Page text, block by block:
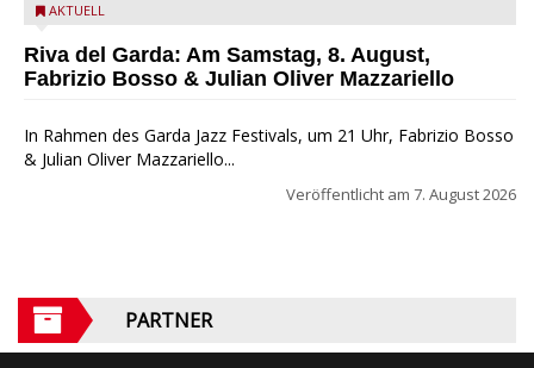
Fabrizio Bosso & Julian Oliver Mazzariello zu Gast beim Garda
AKTUELL
Riva del Garda: Am Samstag, 8. August,
Fabrizio Bosso & Julian Oliver Mazzariello
In Rahmen des Garda Jazz Festivals, um 21 Uhr, Fabrizio Bosso
& Julian Oliver Mazzariello...
Veröffentlicht am 7. August 2026
PARTNER